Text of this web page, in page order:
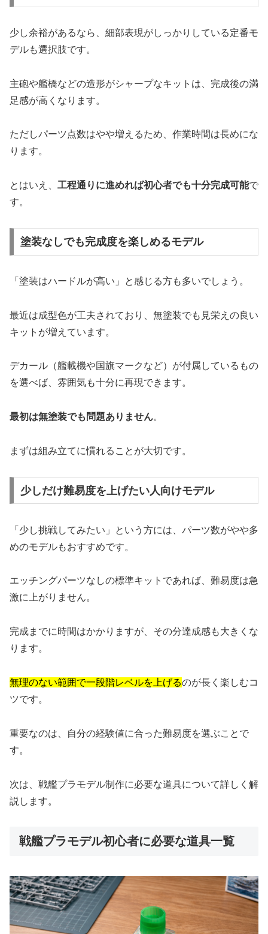
少し余裕があるなら、細部表現がしっかりしている定番モ
デルも選択肢です。
主砲や艦橋などの造形がシャープなキットは、完成後の満
足感が高くなります。
ただしパーツ点数はやや増えるため、作業時間は長めにな
ります。
とはいえ、 工程通りに進めれば初心者でも十分完成可能で
す。
塗装なしでも完成度を楽しめるモデル
「塗装はハードルが高い」と感じる方も多いでしょう。
最近は成型色が工夫されており、無塗装でも見栄えの良い
キットが増えています。
デカール（艦載機や国旗マークなど）が付属しているもの
を選べば、雰囲気も十分に再現できます。
最初は無塗装でも問題ありません。
まずは組み立てに慣れることが大切です。
少しだけ難易度を上げたい人向けモデル
「少し挑戦してみたい」という方には、パーツ数がやや多
めのモデルもおすすめです。
エッチングパーツなしの標準キットであれば、難易度は急
激に上がりません。
完成までに時間はかかりますが、その分達成感も大きくな
ります。
無理のない範囲で一段階レベルを上げるのが長く楽しむコ
ツです。
重要なのは、自分の経験値に合った難易度を選ぶことで
す。
次は、戦艦プラモデル制作に必要な道具について詳しく解
説します。
戦艦プラモデル初心者に必要な道具一覧